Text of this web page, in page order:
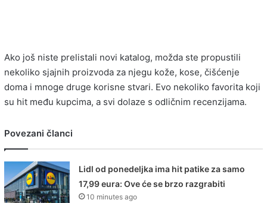
Ako još niste prelistali novi katalog, možda ste propustili
nekoliko sjajnih proizvoda za njegu kože, kose, čišćenje
doma i mnoge druge korisne stvari. Evo nekoliko favorita koji
su hit među kupcima, a svi dolaze s odličnim recenzijama.
Povezani članci
Lidl od ponedeljka ima hit patike za samo
17,99 eura: Ove će se brzo razgrabiti
10 minutes ago